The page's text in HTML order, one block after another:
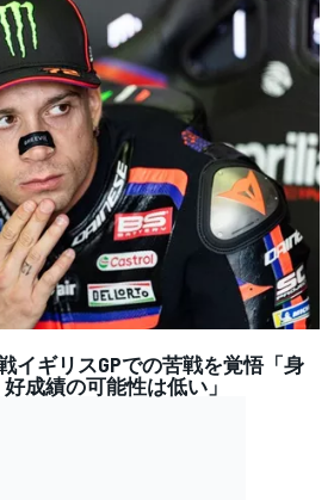
イギリスGPでの苦戦を覚悟「身
成績の可能性は低い」